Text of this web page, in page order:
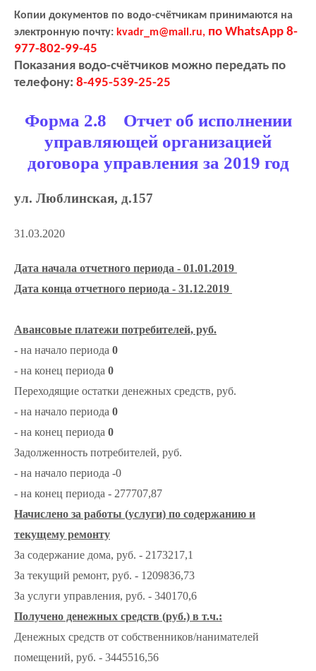
Копии документов по водо-счётчикам принимаются на
электронную почту: kvadr_m@mail.ru, по WhatsApp 8-
977-802-99-45
Показания водо-счётчиков можно передать по
телефону: 8-495-539-25-25
Форма 2.8 Отчет об исполнении
управляющей организацией
договора управления за 2019 год
ул. Люблинская, д.157
31.03.2020
Дата начала отчетного периода - 01.01.2019
Дата конца отчетного периода - 31.12.2019
Авансовые платежи потребителей, руб.
- на начало периода 0
- на конец периода 0
Переходящие остатки денежных средств, руб.
- на начало периода 0
- на конец периода 0
Задолженность потребителей, руб.
- на начало периода -0
- на конец периода - 277707,87
Начислено за работы (услуги) по содержанию и
текущему ремонту
За содержание дома, руб. - 2173217,1
За текущий ремонт, руб. - 1209836,73
За услуги управления, руб. - 340170,6
Получено денежных средств (руб.) в т.ч.:
Денежных средств от собственников/нанимателей
помещений, руб. - 3445516,56